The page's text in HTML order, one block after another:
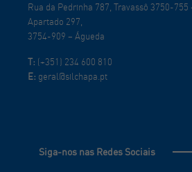
Rua da Pedrinha 787, Travassô 3750-755
Apartado 297,
3754-909 – Águeda
T: (+351) 234 600 810
E: geral@silchapa.pt
Siga-nos nas Redes Sociais